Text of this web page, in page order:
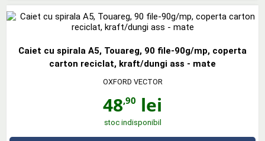
Caiet cu spirala A5, Touareg, 90 file-90g/mp, coperta
carton reciclat, kraft/dungi ass - mate
OXFORD VECTOR
48,90 lei
stoc indisponibil